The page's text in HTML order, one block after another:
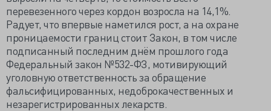
перевезенного через кордон возросла на 14,1%.
Радует, что впервые наметился рост, а на охране
проницаемости границ стоит Закон, в том числе
подписанный последним днём прошлого года
Федеральный закон №532-ФЗ, мотивирующий
уголовную ответственность за обращение
фальсифицированных, недоброкачественных и
незарегистрированных лекарств.